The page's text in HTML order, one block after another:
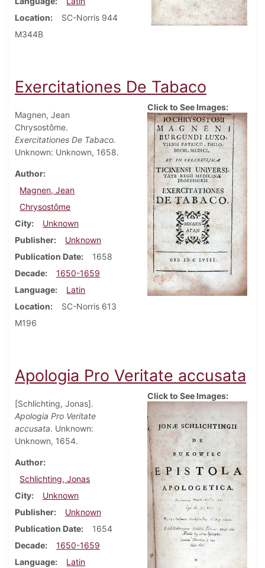
Location
SC-Norris 944
M344B
Exercitationes De Tabaco
Magnen, Jean
Chrysostôme.
Exercitationes De Tabaco.
Unknown: Unknown, 1658.
Author
Magnen, Jean
Chrysostôme
City
Unknown
Publisher
Unknown
Publication Date
1658
Decade
1650-1659
Language
Latin
Location
SC-Norris 613
M196
Click to See Images:
Apologia Pro Veritate accusata
[Schlichting, Jonas].
Apologia Pro Veritate
accusata. Unknown:
Unknown, 1654.
Author
Schlichting, Jonas
City
Unknown
Publisher
Unknown
Publication Date
1654
Decade
1650-1659
Language
Latin
Click to See Images: